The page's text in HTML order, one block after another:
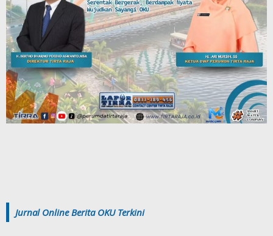
Jurnal Online Berita OKU Terkini